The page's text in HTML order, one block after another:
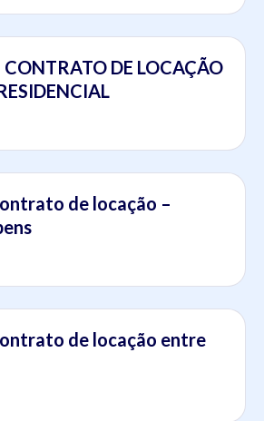
CONTRATO DE LOCAÇÃO
de locação –
de locação entre